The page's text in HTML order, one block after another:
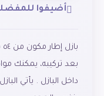
أضيفوا